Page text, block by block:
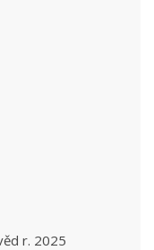
r. 2025